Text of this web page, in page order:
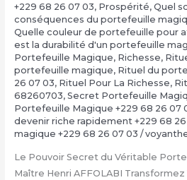
+229 68 26 07 03, Prospérité, Quel
conséquences du portefeuille
Quelle couleur de portefeuille pour
est la durabilité d'un portefeuille
Portefeuille Magique, Richesse,
portefeuille magique, Rituel du
26 07 03, Rituel Pour La Richesse,
68260703, Secret Portefeuille
Portefeuille Magique +229 68 26 07
devenir riche rapidement +229 68 26
magique +229 68 26 07 03 /
Le Pouvoir Secret du Véritable
Maître Henri AFFOLABI